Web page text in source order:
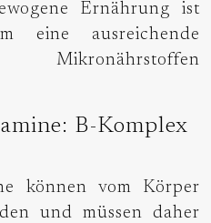
Ernährung ist
eine ausreichende
B-Komplex
können vom Körper
und müssen daher